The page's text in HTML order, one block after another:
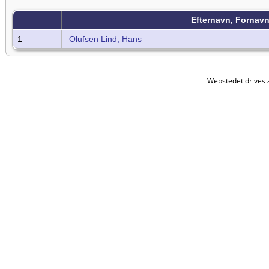
Efternavn,
1
Olufsen Lind, Hans
Webstedet drives